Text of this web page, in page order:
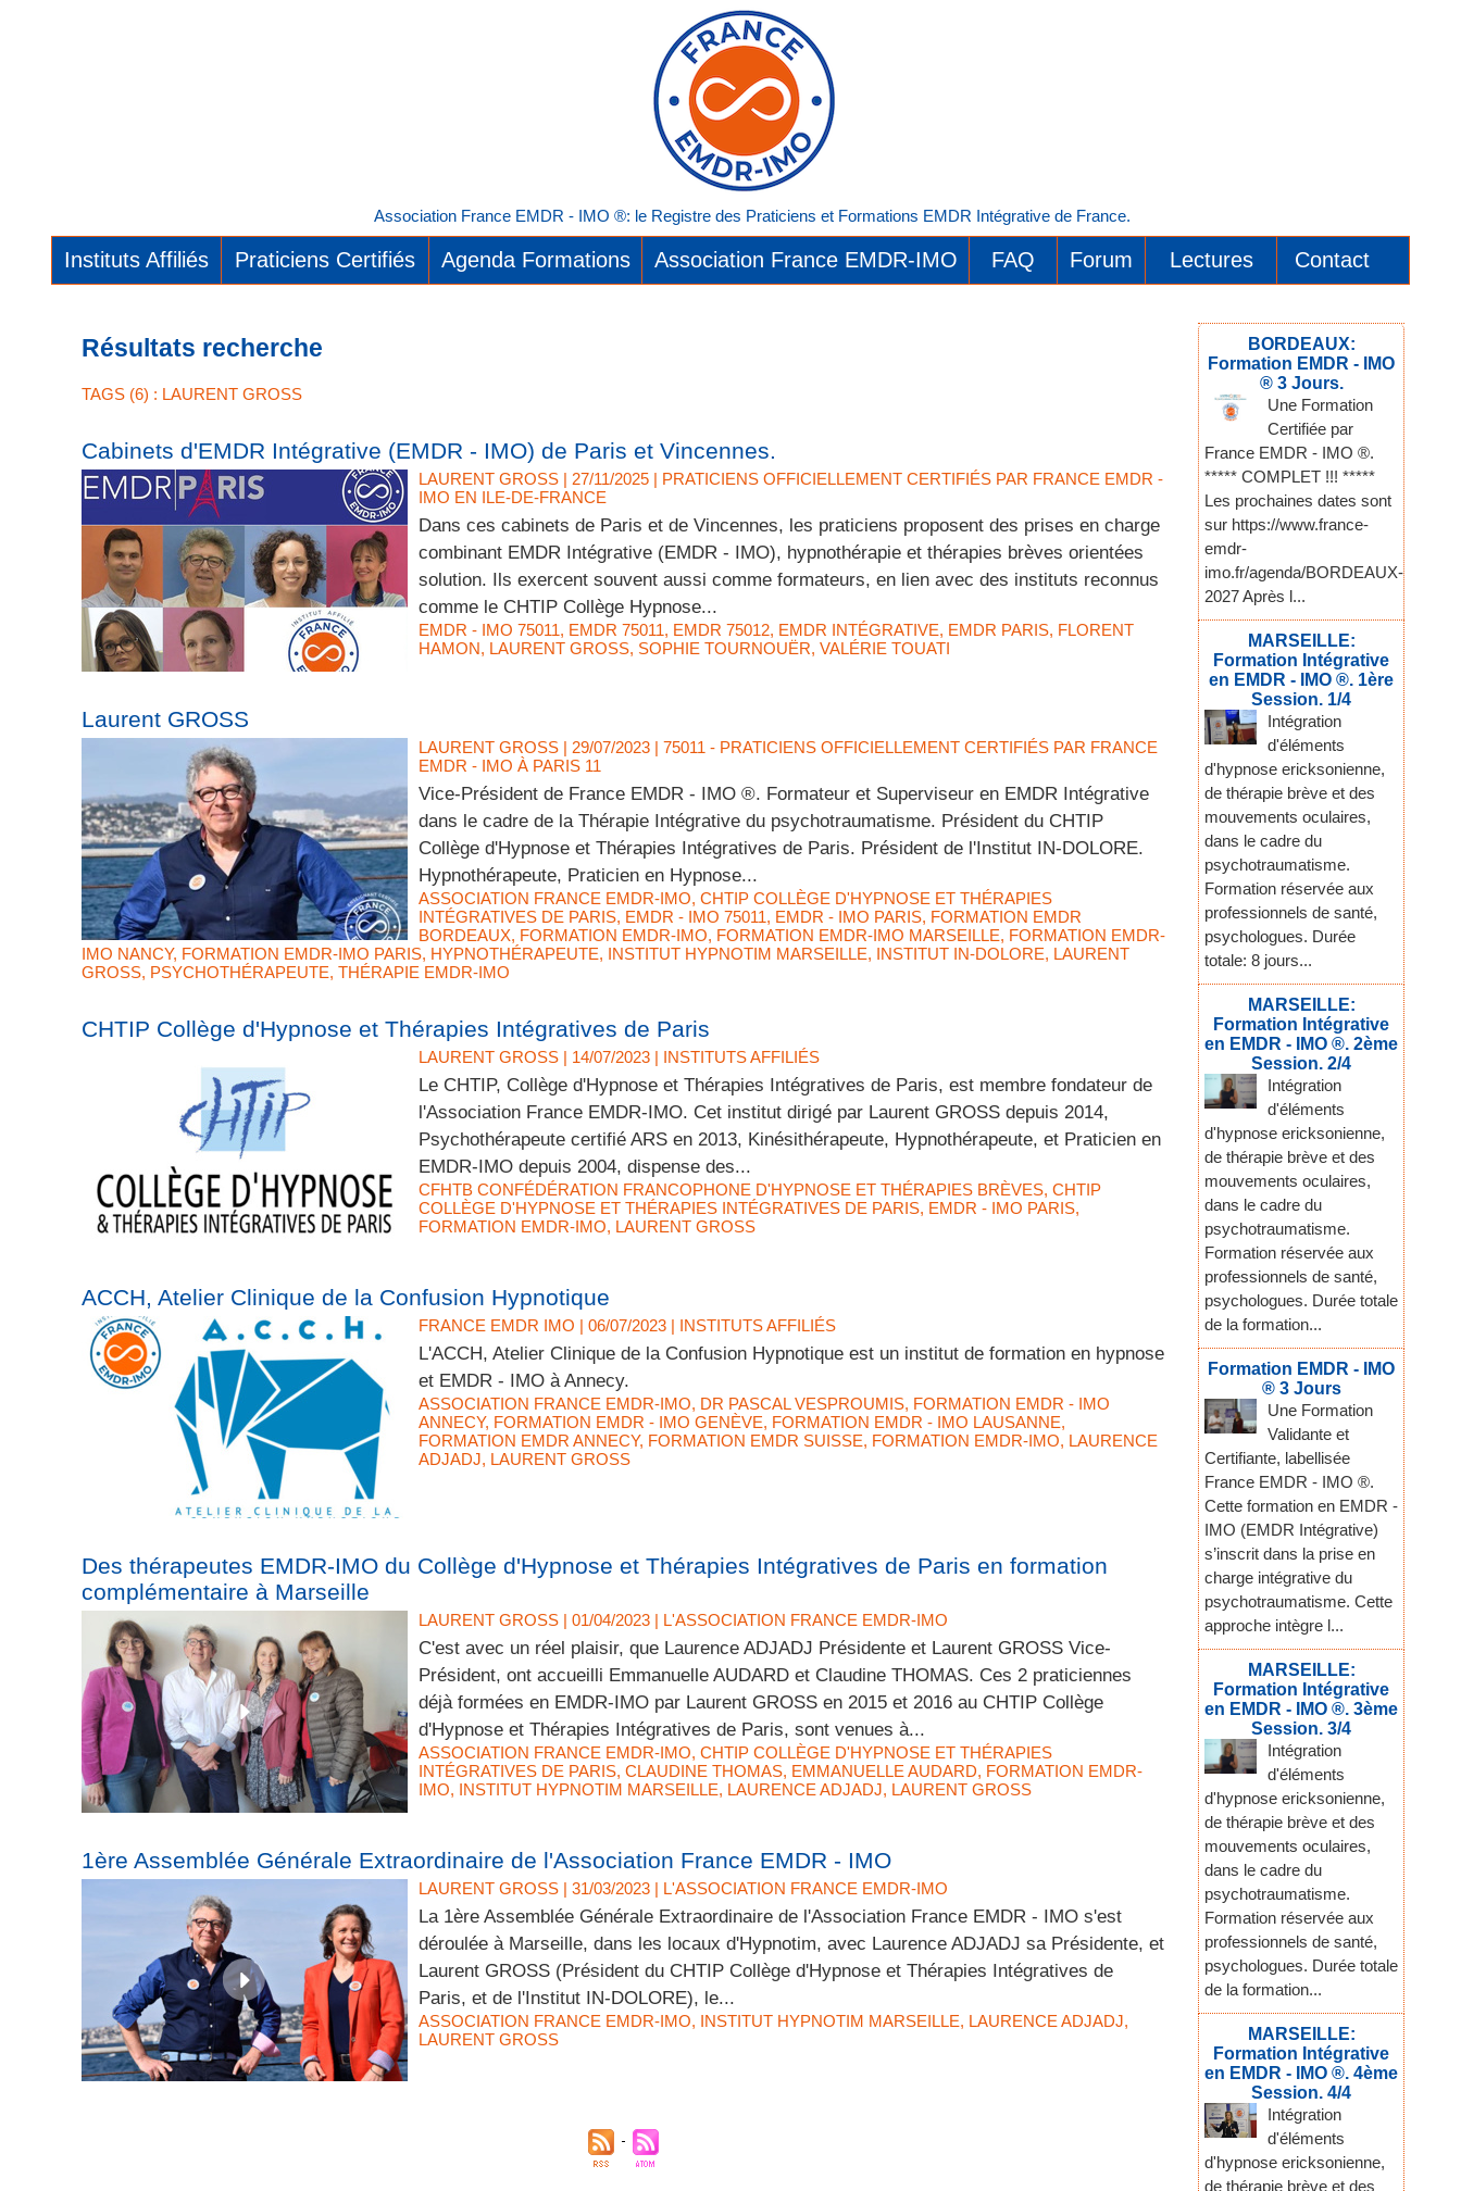
Association France EMDR - IMO ®: le Registre des Praticiens et Formations EMDR Intégrative de France.
Instituts Affiliés Praticiens Certifiés Agenda Formations Association France EMDR-IMO FAQ Forum Lectures Contact
Résultats recherche
TAGS (6) : LAURENT GROSS
Cabinets d'EMDR Intégrative (EMDR - IMO) de Paris et Vincennes.
LAURENT GROSS | 27/11/2025 | PRATICIENS OFFICIELLEMENT CERTIFIÉS PAR FRANCE EMDR -
IMO EN ILE-DE-FRANCE
Dans ces cabinets de Paris et de Vincennes, les praticiens proposent des prises en charge
combinant EMDR Intégrative (EMDR - IMO), hypnothérapie et thérapies brèves orientées
solution. Ils exercent souvent aussi comme formateurs, en lien avec des instituts reconnus
comme le CHTIP Collège Hypnose...
EMDR - IMO 75011, EMDR 75011, EMDR 75012, EMDR INTÉGRATIVE, EMDR PARIS, FLORENT
HAMON, LAURENT GROSS, SOPHIE TOURNOUËR, VALÉRIE TOUATI
Laurent GROSS
LAURENT GROSS | 29/07/2023 | 75011 - PRATICIENS OFFICIELLEMENT CERTIFIÉS PAR FRANCE
EMDR - IMO À PARIS 11
Vice-Président de France EMDR - IMO ®. Formateur et Superviseur en EMDR Intégrative
dans le cadre de la Thérapie Intégrative du psychotraumatisme. Président du CHTIP
Collège d'Hypnose et Thérapies Intégratives de Paris. Président de l'Institut IN-DOLORE.
Hypnothérapeute, Praticien en Hypnose...
ASSOCIATION FRANCE EMDR-IMO, CHTIP COLLÈGE D'HYPNOSE ET THÉRAPIES
INTÉGRATIVES DE PARIS, EMDR - IMO 75011, EMDR - IMO PARIS, FORMATION EMDR
BORDEAUX, FORMATION EMDR-IMO, FORMATION EMDR-IMO MARSEILLE, FORMATION EMDR-
IMO NANCY, FORMATION EMDR-IMO PARIS, HYPNOTHÉRAPEUTE, INSTITUT HYPNOTIM MARSEILLE, INSTITUT IN-DOLORE, LAURENT
GROSS, PSYCHOTHÉRAPEUTE, THÉRAPIE EMDR-IMO
CHTIP Collège d'Hypnose et Thérapies Intégratives de Paris
LAURENT GROSS | 14/07/2023 | INSTITUTS AFFILIÉS
Le CHTIP, Collège d'Hypnose et Thérapies Intégratives de Paris, est membre fondateur de
l'Association France EMDR-IMO. Cet institut dirigé par Laurent GROSS depuis 2014,
Psychothérapeute certifié ARS en 2013, Kinésithérapeute, Hypnothérapeute, et Praticien en
EMDR-IMO depuis 2004, dispense des...
CFHTB CONFÉDÉRATION FRANCOPHONE D'HYPNOSE ET THÉRAPIES BRÈVES, CHTIP
COLLÈGE D'HYPNOSE ET THÉRAPIES INTÉGRATIVES DE PARIS, EMDR - IMO PARIS,
FORMATION EMDR-IMO, LAURENT GROSS
ACCH, Atelier Clinique de la Confusion Hypnotique
FRANCE EMDR IMO | 06/07/2023 | INSTITUTS AFFILIÉS
L'ACCH, Atelier Clinique de la Confusion Hypnotique est un institut de formation en hypnose
et EMDR - IMO à Annecy.
ASSOCIATION FRANCE EMDR-IMO, DR PASCAL VESPROUMIS, FORMATION EMDR - IMO
ANNECY, FORMATION EMDR - IMO GENÈVE, FORMATION EMDR - IMO LAUSANNE,
FORMATION EMDR ANNECY, FORMATION EMDR SUISSE, FORMATION EMDR-IMO, LAURENCE
ADJADJ, LAURENT GROSS
Des thérapeutes EMDR-IMO du Collège d'Hypnose et Thérapies Intégratives de Paris en formation
complémentaire à Marseille
LAURENT GROSS | 01/04/2023 | L'ASSOCIATION FRANCE EMDR-IMO
C'est avec un réel plaisir, que Laurence ADJADJ Présidente et Laurent GROSS Vice-
Président, ont accueilli Emmanuelle AUDARD et Claudine THOMAS. Ces 2 praticiennes
déjà formées en EMDR-IMO par Laurent GROSS en 2015 et 2016 au CHTIP Collège
d'Hypnose et Thérapies Intégratives de Paris, sont venues à...
ASSOCIATION FRANCE EMDR-IMO, CHTIP COLLÈGE D'HYPNOSE ET THÉRAPIES
INTÉGRATIVES DE PARIS, CLAUDINE THOMAS, EMMANUELLE AUDARD, FORMATION EMDR-
IMO, INSTITUT HYPNOTIM MARSEILLE, LAURENCE ADJADJ, LAURENT GROSS
1ère Assemblée Générale Extraordinaire de l'Association France EMDR - IMO
LAURENT GROSS | 31/03/2023 | L'ASSOCIATION FRANCE EMDR-IMO
La 1ère Assemblée Générale Extraordinaire de l'Association France EMDR - IMO s'est
déroulée à Marseille, dans les locaux d'Hypnotim, avec Laurence ADJADJ sa Présidente, et
Laurent GROSS (Président du CHTIP Collège d'Hypnose et Thérapies Intégratives de
Paris, et de l'Institut IN-DOLORE), le...
ASSOCIATION FRANCE EMDR-IMO, INSTITUT HYPNOTIM MARSEILLE, LAURENCE ADJADJ,
LAURENT GROSS
BORDEAUX:
Formation EMDR - IMO
® 3 Jours.
Une Formation
Certifiée par
France EMDR - IMO ®.
***** COMPLET !!! *****
Les prochaines dates sont
sur https://www.france-
emdr-
imo.fr/agenda/BORDEAUX-
2027 Après l...
MARSEILLE:
Formation Intégrative
en EMDR - IMO ®. 1ère
Session. 1/4
Intégration
d'éléments
d'hypnose ericksonienne,
de thérapie brève et des
mouvements oculaires,
dans le cadre du
psychotraumatisme.
Formation réservée aux
professionnels de santé,
psychologues. Durée
totale: 8 jours...
MARSEILLE:
Formation Intégrative
en EMDR - IMO ®. 2ème
Session. 2/4
Intégration
d'éléments
d'hypnose ericksonienne,
de thérapie brève et des
mouvements oculaires,
dans le cadre du
psychotraumatisme.
Formation réservée aux
professionnels de santé,
psychologues. Durée totale
de la formation...
Formation EMDR - IMO
® 3 Jours
Une Formation
Validante et
Certifiante, labellisée
France EMDR - IMO ®.
Cette formation en EMDR -
IMO (EMDR Intégrative)
s’inscrit dans la prise en
charge intégrative du
psychotraumatisme. Cette
approche intègre l...
MARSEILLE:
Formation Intégrative
en EMDR - IMO ®. 3ème
Session. 3/4
Intégration
d'éléments
d'hypnose ericksonienne,
de thérapie brève et des
mouvements oculaires,
dans le cadre du
psychotraumatisme.
Formation réservée aux
professionnels de santé,
psychologues. Durée totale
de la formation...
MARSEILLE:
Formation Intégrative
en EMDR - IMO ®. 4ème
Session. 4/4
Intégration
d'éléments
d'hypnose ericksonienne,
de thérapie brève et des